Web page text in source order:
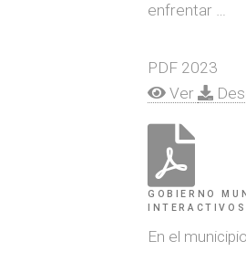
enfrentar …
PDF 2023
Ver
GOBIERNO
En el